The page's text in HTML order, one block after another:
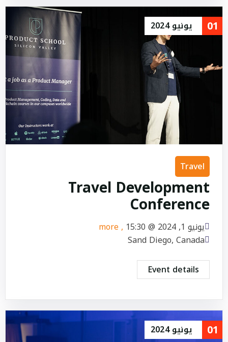
01 يونيو2024
Travel
Travel Development
Conference
يونيو 1, 2024 @ 15:30
, more
Sand Diego, Canada
Event details
01 يونيو2024